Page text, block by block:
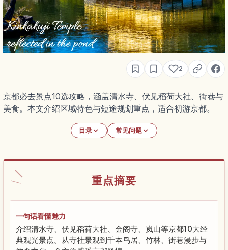
2
京都必去景点10选攻略，涵盖清水寺、伏见稻荷大社、街巷与
美食。本文介绍区域特色与短途规划重点，适合初游京都。
目录 常见问题
重点摘要
一句话看懂魅力
介绍清水寺、伏见稻荷大社、金阁寺、岚山等京都10大经
典观光景点。从寺社景观到千本鸟居、竹林、街巷漫步与